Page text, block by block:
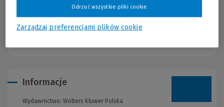
nad stanem i jakością standardów bioetycznych Rady Europy w
Informacje
Wydawnictwo: Wolters Kluwer Polska
Zarządzaj preferencjami plików cookie
Odrzuć wszystkie pliki cookie